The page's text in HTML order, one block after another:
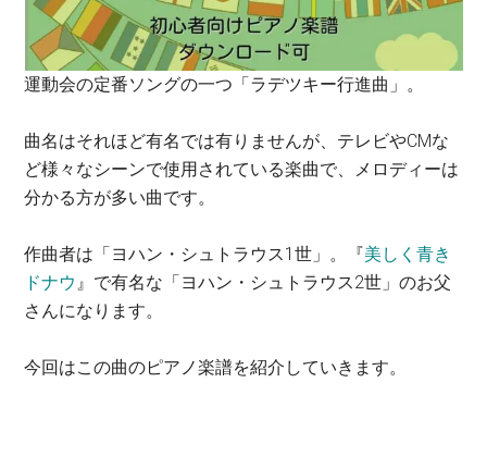
運動会の定番ソングの一つ「ラデツキー行進曲」。
曲名はそれほど有名では有りませんが、テレビやCMな
ど様々なシーンで使用されている楽曲で、メロディーは
分かる方が多い曲です。
作曲者は「ヨハン・シュトラウス1世」。『美しく青き
ドナウ 』で有名な「ヨハン・シュトラウス2世」のお父
さんになります。
今回はこの曲のピアノ楽譜を紹介していきます。